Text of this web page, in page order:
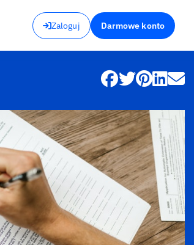
Zaloguj Darmowe konto